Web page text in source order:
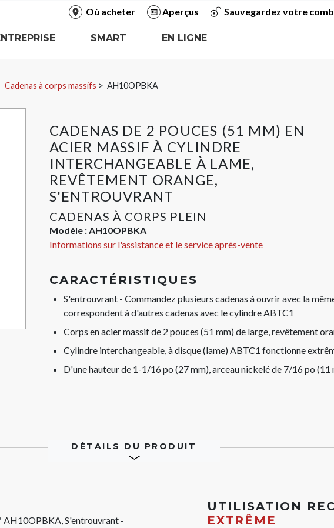
Où acheter Aperçus Sauvegardez votre
SMART
EN LIGNE
Cadenas à corps massifs AH10OPBKA
CADENAS DE 2 POUCES (51 MM) EN
ACIER MASSIF À CYLINDRE
INTERCHANGEABLE À LAME,
REVÊTEMENT ORANGE,
S'ENTROUVRANT
CADENAS À CORPS PLEIN
Modèle :AH10OPBKA
Informations sur l'assistance et le service après-vente
CARACTÉRISTIQUES
S'entrouvrant - Commandez plusieurs cadenas à ouvrir avec la
correspondent à d'autres cadenas avec le cylindre ABTC1
Corps en acier massif de 2 pouces (51 mm) de large, revêtement
Cylindre interchangeable, à disque (lame) ABTC1 fonctionne
D'une hauteur de 1-1/16 po (27 mm), arceau nickelé de 7/16 po (11
DÉTAILS DU PRODUIT
AH10OPBKA, S'entrouvrant -
UTILISATION
EXTRÊME